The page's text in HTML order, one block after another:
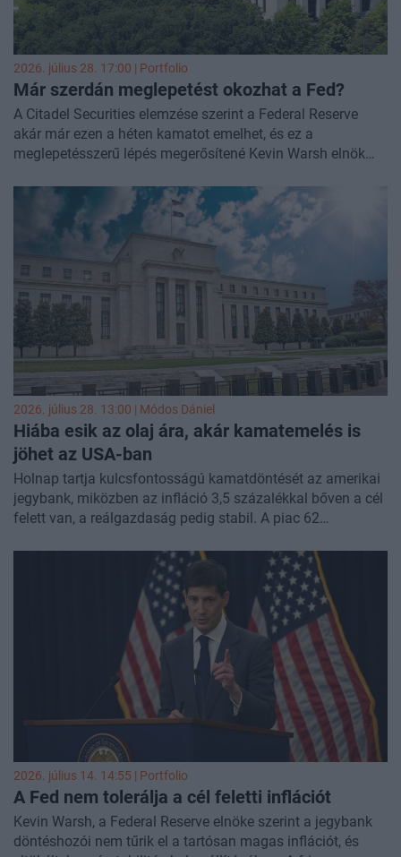
2026. július 28. 17:00 | Portfolio
Már szerdán meglepetést okozhat a Fed?
A Citadel Securities elemzése szerint a Federal Reserve
akár már ezen a héten kamatot emelhet, és ez a
meglepetésszerű lépés megerősítené Kevin Warsh elnök
makrostratégiai vezetője úgy véli, hogy a piac ismét
alábecsüli a jegybank szigorító monetáris politikáját -
közölte a Bloomberg.
2026. július 28. 13:00 | Módos Dániel
Hiába esik az olaj ára, akár kamatemelés is
jöhet az USA-ban
Holnap tartja kulcsfontosságú kamatdöntését az amerikai
jegybank, miközben az infláció 3,5 százalékkal bőven a cél
felett van, a reálgazdaság pedig stabil. A piac 62
lehet, mivel több jegybanki döntéshozó is jelezte
nyitottságát a kamatemelésre. A legnagyobb probléma,
hogy az új elnök reakciófüggvénye kevéssé ismert, pedig a
folyamatosan növekvő reálkamatok mellett a piac
toleranciája a bizonytalansággal szemben egyre kisebb.
2026. július 14. 14:55 | Portfolio
A Fed nem tolerálja a cél feletti inflációt
Kevin Warsh, a Federal Reserve elnöke szerint a jegybank
döntéshozói nem tűrik el a tartósan magas inflációt, és